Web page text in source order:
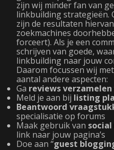
zijn wij minder fan van
linkbuilding strategieën.
zijn de resultaten
zoekmachines
forceert). Als je een
schrijven van goede,
linkbuilding naar jouw
Daarom focussen wij
aantal andere aspecten:
Ga reviews verzamelen
Meld je aan bij listing
Beantwoord
specialisatie op forums
Maak gebruik van
link naar jouw pagina’s
Doe aan “guest